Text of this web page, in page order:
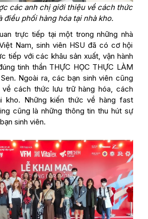
các anh chị giới thiệu về cách thức
điều phối hàng hóa tại nhà kho.
trực tiếp tại một trong những nhà
Nam, sinh viên HSU đã có cơ hội
tiếp với các khâu sản xuất, vận hành
tinh thần THỰC HỌC THỰC LÀM
Ngoài ra, các bạn sinh viên cũng
cách thức lưu trữ hàng hóa, cách
kho. Những kiến thức về hàng fast
cũng là những thông tin thu hút sự
sinh viên.